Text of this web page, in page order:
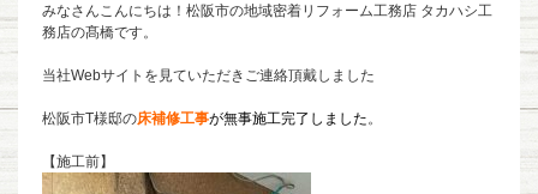
みなさんこんにちは！松阪市の地域密着リフォーム工務店 タカハシ工
務店の髙橋です。
当社Webサイトを見ていただきご連絡頂戴しました
松阪市T様邸の床補修工事が無事施工完了しました 。
【施工前】